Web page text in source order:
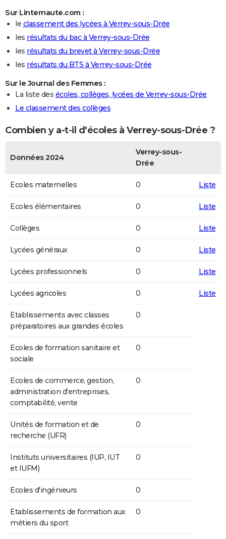
Sur Linternaute.com :
le classement des lycées à Verrey-sous-Drée
les résultats du bac à Verrey-sous-Drée
les résultats du brevet à Verrey-sous-Drée
les résultats du BTS à Verrey-sous-Drée
Sur le Journal des Femmes :
La liste des écoles, collèges, lycées de Verrey-sous-Drée
Le classement des collèges
Combien y a-t-il d'écoles à Verrey-sous-Drée ?
Données 2024
Verrey-sous-
Drée
Ecoles maternelles 0 Liste
Ecoles élémentaires 0 Liste
Collèges 0 Liste
Lycées généraux 0 Liste
Lycées professionnels 0 Liste
Lycées agricoles 0 Liste
Etablissements avec classes
préparatoires aux grandes écoles
0
Ecoles de formation sanitaire et
sociale
0
Ecoles de commerce, gestion,
administration d'entreprises,
comptabilité, vente
0
Unités de formation et de
recherche (UFR)
0
Instituts universitaires (IUP, IUT
et IUFM)
0
Ecoles d'ingénieurs 0
Etablissements de formation aux
métiers du sport
0